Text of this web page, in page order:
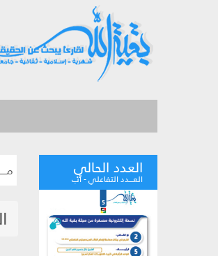
العدد الحالي
العـــدد التفاعلي - آب